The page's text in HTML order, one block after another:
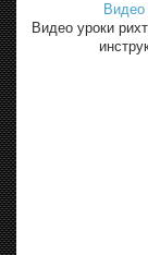
Видео
Видео уроки